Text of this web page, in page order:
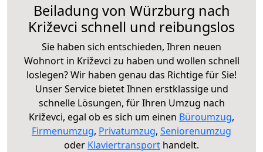
Beiladung von Würzburg nach
Križevci schnell und reibungslos
Sie haben sich entschieden, Ihren neuen
Wohnort in Križevci zu haben und wollen schnell
loslegen? Wir haben genau das Richtige für Sie!
Unser Service bietet Ihnen erstklassige und
schnelle Lösungen, für Ihren Umzug nach
Križevci, egal ob es sich um einen Büroumzug,
Firmenumzug, Privatumzug, Seniorenumzug
oder Klaviertransport handelt.